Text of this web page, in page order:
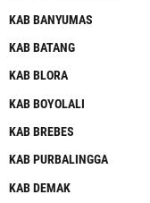
KAB BANYUMAS
KAB BATANG
KAB BLORA
KAB BOYOLALI
KAB BREBES
KAB PURBALINGGA
KAB DEMAK